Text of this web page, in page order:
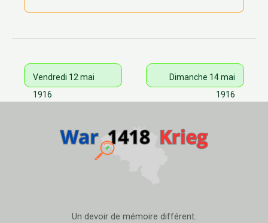
Vendredi 12 mai
1916
Dimanche 14 mai
1916
Un devoir de mémoire différent.